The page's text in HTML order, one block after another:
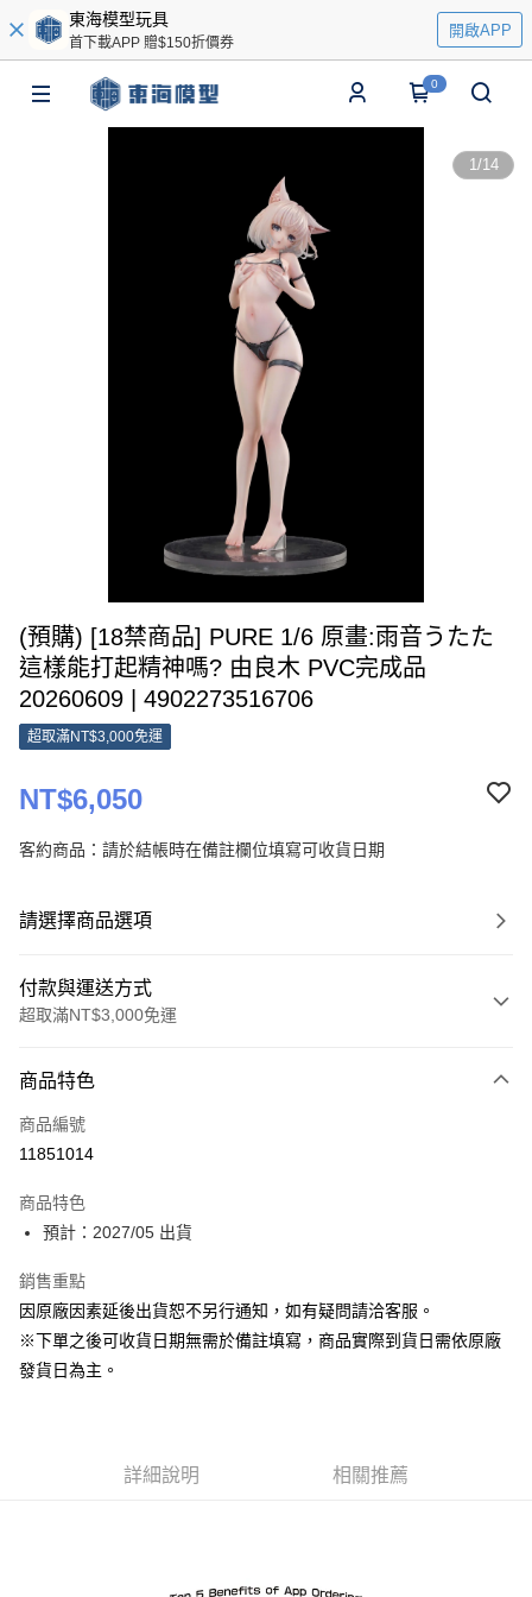
東海模型玩具
首下載APP 贈$150折價券
開啟APP
0
1/14
(預購) [18禁商品] PURE 1/6 原畫:雨音うたた
這樣能打起精神嗎? 由良木 PVC完成品
20260609 | 4902273516706
超取滿NT$3,000免運
NT$6,050
客約商品：請於結帳時在備註欄位填寫可收貨日期
請選擇商品選項
付款與運送方式
超取滿NT$3,000免運
信用卡一次付款
Apple Pay
運送方式
預購-付款後全家取貨(舊)
每筆NT$90，滿NT$3,000(含以上)免運費
每筆NT$120，滿NT$3,000(含以上)免運費
東海門市自取，需自備購物袋取貨唷。
商品特色
商品編號
11851014
商品特色
預計：2027/05 出貨
銷售重點
因原廠因素延後出貨恕不另行通知，如有疑問請洽客服。
※下單之後可收貨日期無需於備註填寫，商品實際到貨日需依原廠
發貨日為主。
詳細說明 相關推薦